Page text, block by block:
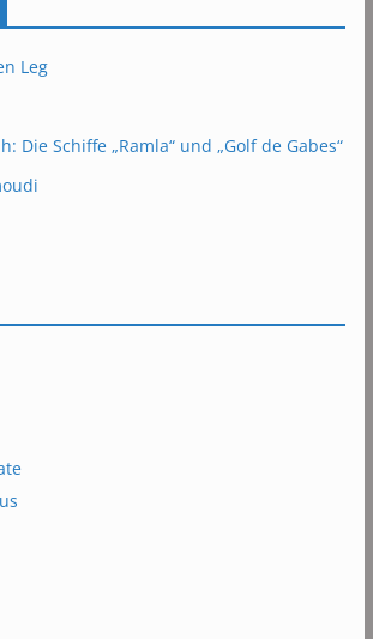
Leg
Die Schiffe „Ramla“ und „Golf de Gabes“